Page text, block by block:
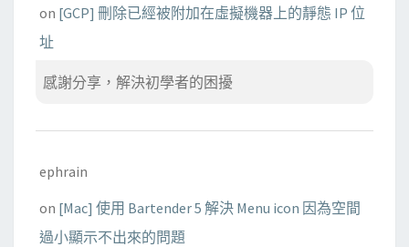
on [GCP] 刪除已經被附加在虛擬機器上的靜態 IP 位
址
感謝分享，解決初學者的困擾
ephrain
on [Mac] 使用 Bartender 5 解決 Menu icon 因為空間
過小顯示不出來的問題